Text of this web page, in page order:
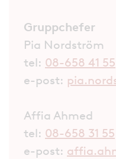
Gruppchefer
Pia Nordström
tel: 08-658 41 55
e-post:
Affia Ahmed
tel: 08-658 31 55
e-post: